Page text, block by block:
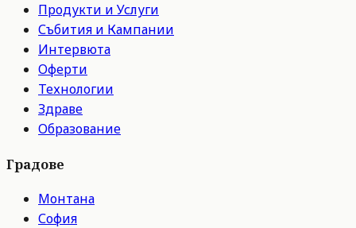
Продукти и Услуги
Събития и Кампании
Интервюта
Оферти
Технологии
Здраве
Образование
Градове
Монтана
София